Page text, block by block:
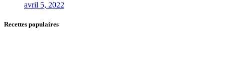
avril 5, 2022
Recettes populaires